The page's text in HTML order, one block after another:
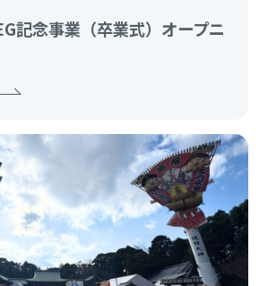
念事業（卒業式）オープニ